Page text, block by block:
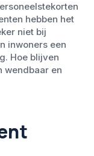
hebben het
niet bij
inwoners een
Hoe blijven
wendbaar en